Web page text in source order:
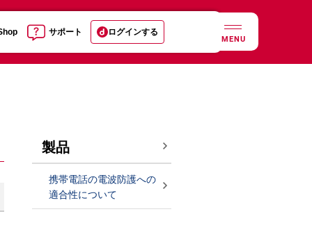
サポート ログインする
MENU
製品
携帯電話の電波防護への
適合性について